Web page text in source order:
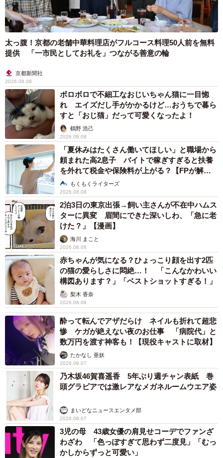
太っ腹！京都の老舗中華料理店がフルコース料理50人前を無料
提供 「一市民としてお礼を」つながる善意の輪
京都新聞社
2026.08.08
ボロボロで不細工なおじいちゃん猫に一目惚
れ エイズだし手がかかるけど…おうちで暮ら
すと「おじ猫」だって可愛くなったよ！
鶴野 浩己
2026.08.08
「夏休みはたくさん働いてほしい」と職場から
頼まれた高2息子 バイトで稼ぎすぎると扶養
を外れて税金や保険料が上がる？【FPが解
説】もくもくライターズ
2026.08.08
2泊3日の東京出張→飼い主さんが不在中ハムス
ターに異変 眉間にできた深いしわ、「急に老
けた？」【漫画】
海川 まこと
2026.08.08
赤ちゃんが気になる？ひょっこり顔を出す2匹
の猫の愛らしさに悶絶…！ 「こんなかわいい
構図あります？」「ベストショットすぎる！」
梨木 香奈
2026.08.08
酔って転んでアザだらけ ネイルも折れて超悲
惨 ケガが絶えない夜のお仕事 「病院代」と
数万円を渡す神客も！【現役キャストに取材】
たかなし 亜妖
2026.08.07
乃木坂46賀喜遥香 5年ぶり週チャン表紙 巻
頭グラビアでは激レアなメガネルームウエア姿
まいどなニュースエンタメ部
2026.08.07
3児の母 43歳女優の肩見せコーデでファンざ
わざわ 「色っぽすぎて思わず二度見」「むっ
かしからずっと可愛い」